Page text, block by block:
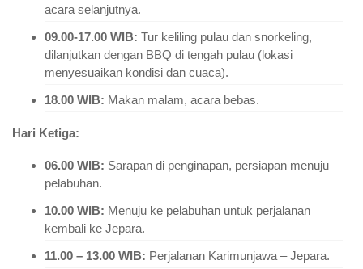
acara selanjutnya.
09.00-17.00 WIB: Tur keliling pulau dan snorkeling,
dilanjutkan dengan BBQ di tengah pulau (lokasi
menyesuaikan kondisi dan cuaca).
18.00 WIB: Makan malam, acara bebas.
Hari Ketiga:
06.00 WIB: Sarapan di penginapan, persiapan menuju
pelabuhan.
10.00 WIB: Menuju ke pelabuhan untuk perjalanan
kembali ke Jepara.
11.00 – 13.00 WIB: Perjalanan Karimunjawa – Jepara.